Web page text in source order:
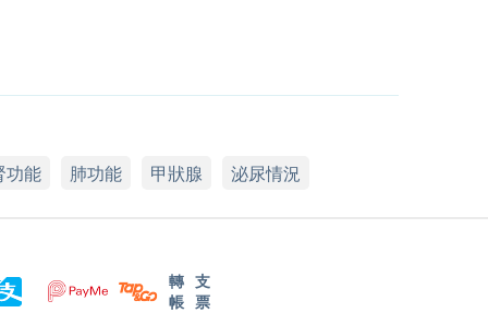
功能 肺功能 甲狀腺 泌尿情況
轉
帳
支
票